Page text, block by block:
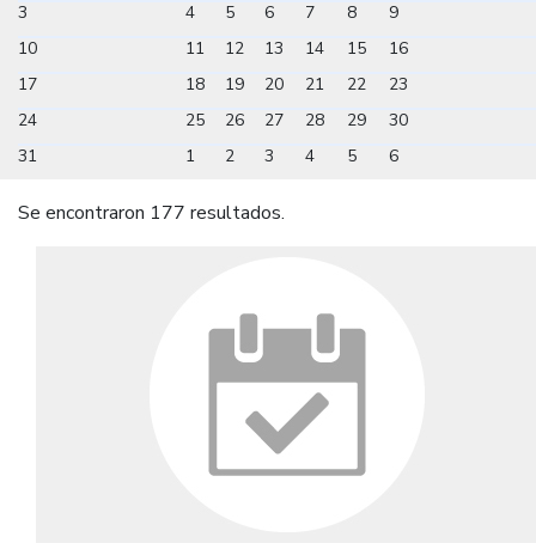
3
4 5 6 7 8
9
10
11 12 13 14 15
16
17
18 19 20 21 22
23
24
25 26 27 28 29
30
31
1 2 3 4 5 6
Se encontraron 177 resultados.